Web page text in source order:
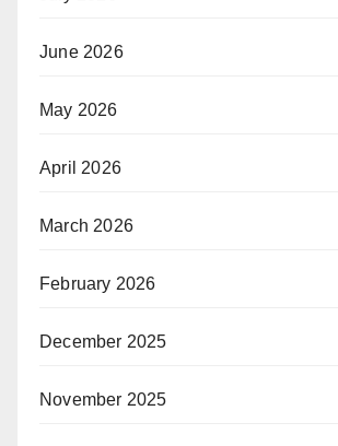
June 2026
May 2026
April 2026
March 2026
February 2026
December 2025
November 2025